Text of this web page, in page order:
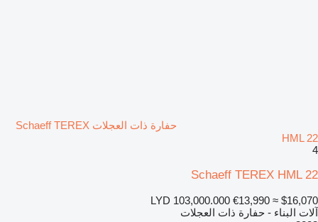
حفارة ذات العجلات Schaeff TEREX
HML 22
4
Schaeff TEREX HML 22
LYD 103,000.000 €13,990 ≈ $16,070
آلات البناء - حفارة ذات العجلات